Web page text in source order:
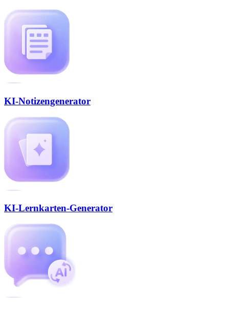
KI-Notizengenerator
KI-Lernkarten-Generator